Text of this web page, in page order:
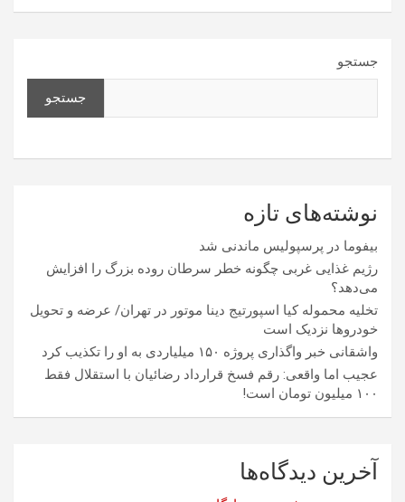
جستجو
جستجو
نوشته‌های تازه
بیفوما در پرسپولیس ماندنی شد
رژیم غذایی غربی چگونه خطر سرطان روده بزرگ را افزایش
می‌دهد؟
تخلیه محموله کیا اسپورتیج دینا موتور در تهران/ عرضه و تحویل
خودروها نزدیک است
واشقانی خبر واگذاری پروژه ۱۵۰ میلیاردی به او را تکذیب کرد
عجیب اما واقعی: رقم فسخ قرارداد رضائیان با استقلال فقط
۱۰۰ میلیون تومان است!
آخرین دیدگاه‌ها